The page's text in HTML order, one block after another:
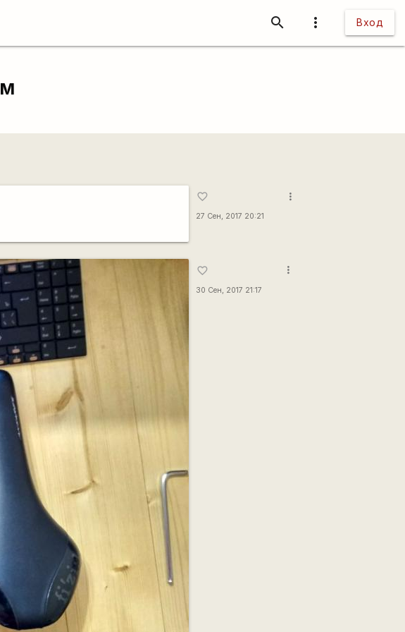
more_vert Вход
search
favorite_border
27 Сен, 2017 20:21
more_vert
favorite_border
30 Сен, 2017 21:17
more_vert